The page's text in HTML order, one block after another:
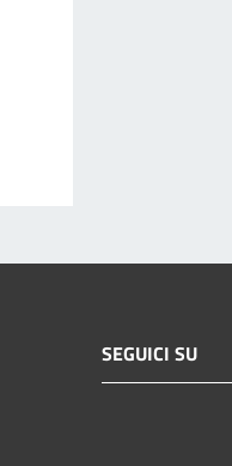
SEGUICI SU